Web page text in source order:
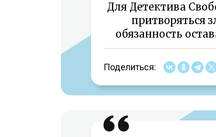
Для Детектива
притворяться
обязанность
Поделиться: